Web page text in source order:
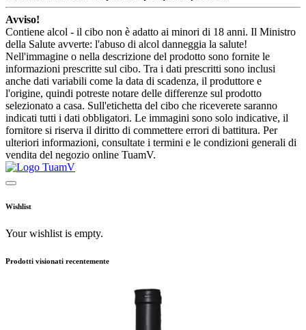
Avviso!
Contiene alcol - il cibo non è adatto ai minori di 18 anni. Il Ministro
della Salute avverte: l'abuso di alcol danneggia la salute!
Nell'immagine o nella descrizione del prodotto sono fornite le
informazioni prescritte sul cibo. Tra i dati prescritti sono inclusi
anche dati variabili come la data di scadenza, il produttore e
l'origine, quindi potreste notare delle differenze sul prodotto
selezionato a casa. Sull'etichetta del cibo che riceverete saranno
indicati tutti i dati obbligatori. Le immagini sono solo indicative, il
fornitore si riserva il diritto di commettere errori di battitura. Per
ulteriori informazioni, consultate i termini e le condizioni generali di
vendita del negozio online TuamV.
Wishlist
Your wishlist is empty.
Prodotti visionati recentemente